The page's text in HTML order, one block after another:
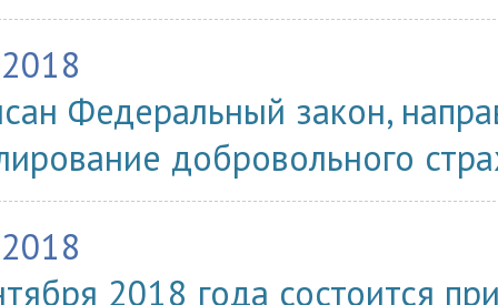
Федеральный закон,
добровольного
2018 года состоится